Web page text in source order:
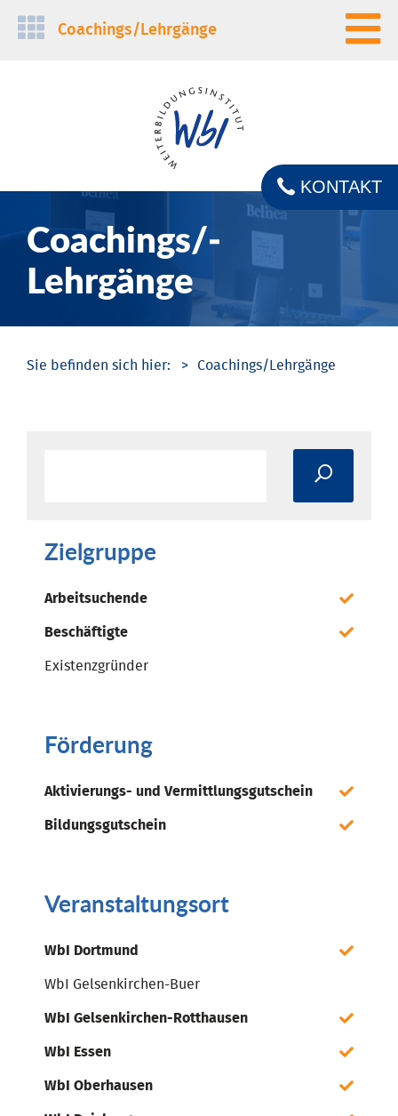
Navigation
Coachings/­Lehrgänge
Coachings/­
Lehrgänge
KONTAKT
Coachings/­Lehrgänge
Zielgruppe
Arbeitsuchende
Beschäftigte
Existenzgründer
Förderung
Aktivierungs- und Vermittlungsgutschein
Bildungsgutschein
Veranstaltungsort
WbI Dortmund
WbI Gelsenkirchen-Buer
WbI Gelsenkirchen-Rotthausen
WbI Essen
WbI Oberhausen